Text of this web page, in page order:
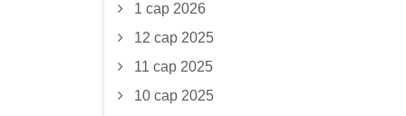
1 сар 2026
12 сар 2025
11 сар 2025
10 сар 2025